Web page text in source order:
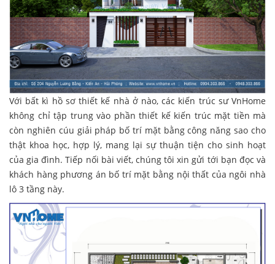
Với bất kì hồ sơ thiết kế nhà ở nào, các kiến trúc sư VnHome
không chỉ tập trung vào phần thiết kế kiến trúc mặt tiền mà
còn nghiên cúu giải pháp bố trí mặt bằng công năng sao cho
thật khoa học, hợp lý, mang lại sự thuận tiện cho sinh hoạt
của gia đình. Tiếp nối bài viết, chúng tôi xin gửi tới bạn đọc và
khách hàng phương án bố trí mặt bằng nội thất của ngôi nhà
lô 3 tầng này.